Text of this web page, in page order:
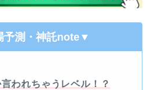
予測・神託note ▼
われちゃうレベル！？